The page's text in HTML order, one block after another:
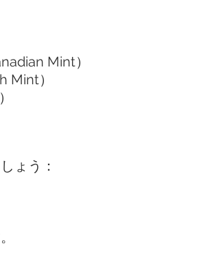
Mint）
Mint）
ょう：